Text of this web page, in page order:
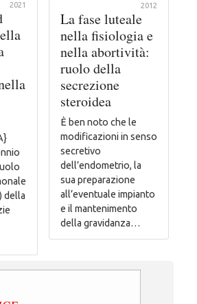
2021
della
2012
La fase luteale
nella fisiologia e
nella abortività:
ruolo della
secrezione
steroidea
È ben noto che le
modificazioni in senso
secretivo
dell’endometrio, la
sua preparazione
all’eventuale impianto
e il mantenimento
della gravidanza…